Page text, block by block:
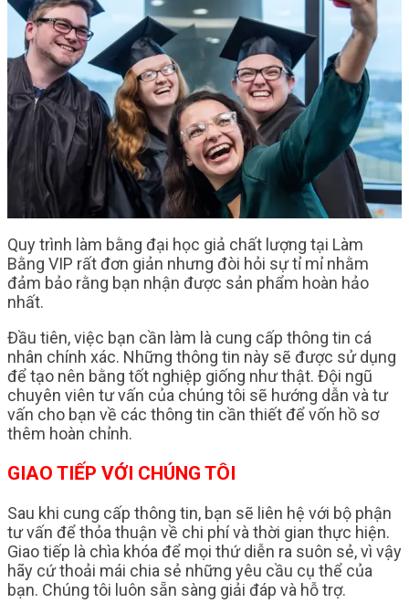
Quy trình làm bằng đại học giả chất lượng tại Làm
Bằng VIP rất đơn giản nhưng đòi hỏi sự tỉ mỉ nhằm
đảm bảo rằng bạn nhận được sản phẩm hoàn hảo
nhất.
Đầu tiên, việc bạn cần làm là cung cấp thông tin cá
nhân chính xác. Những thông tin này sẽ được sử dụng
để tạo nên bằng tốt nghiệp giống như thật. Đội ngũ
chuyên viên tư vấn của chúng tôi sẽ hướng dẫn và tư
vấn cho bạn về các thông tin cần thiết để vốn hồ sơ
thêm hoàn chỉnh.
GIAO TIẾP VỚI CHÚNG TÔI
Sau khi cung cấp thông tin, bạn sẽ liên hệ với bộ phận
tư vấn để thỏa thuận về chi phí và thời gian thực hiện.
Giao tiếp là chìa khóa để mọi thứ diễn ra suôn sẻ, vì vậy
hãy cứ thoải mái chia sẻ những yêu cầu cụ thể của
bạn. Chúng tôi luôn sẵn sàng giải đáp và hỗ trợ.